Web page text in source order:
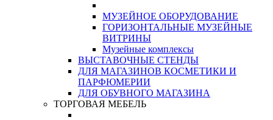
МУЗЕЙНОЕ ОБОРУДОВАНИЕ
ГОРИЗОНТАЛЬНЫЕ МУЗЕЙНЫЕ
ВИТРИНЫ
Музейные комплексы
ВЫСТАВОЧНЫЕ СТЕНДЫ
ДЛЯ МАГАЗИНОВ КОСМЕТИКИ И
ПАРФЮМЕРИИ
ДЛЯ ОБУВНОГО МАГАЗИНА
ТОРГОВАЯ МЕБЕЛЬ